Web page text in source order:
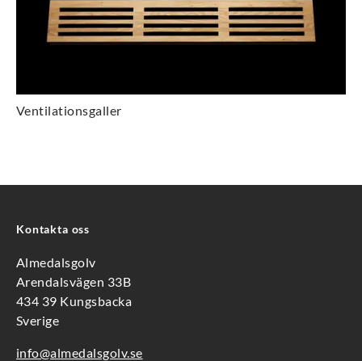
Ventilationsgaller
Kontakta oss
Almedalsgolv
Arendalsvägen 33B
434 39 Kungsbacka
Sverige
info@almedalsgolv.se